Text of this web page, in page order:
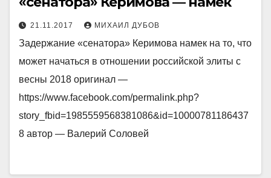
21.11.2017 МИХАИЛ ДУБОВ
Задержание «сенатора» Керимова намек на то, что
может начаться в отношении российской элиты с
весны 2018 оригинал —
https://www.facebook.com/permalink.php?
story_fbid=1985559568381086&id=10000781186437
8 автор — Валерий Соловей